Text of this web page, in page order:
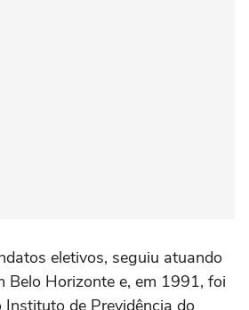
eletivos, seguiu atuando
Belo Horizonte e, em 1991, foi
Instituto de Previdência do